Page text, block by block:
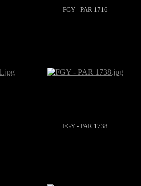
FGY - PAR 1716
FGY - PAR 1738